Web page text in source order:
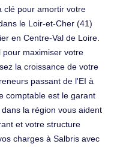
clé pour amortir votre
le Loir-et-Cher (41)
en Centre-Val de Loire.
maximiser votre
la croissance de votre
passant de l'EI à
comptable est le garant
la région vous aident
et votre structure
charges à Salbris avec